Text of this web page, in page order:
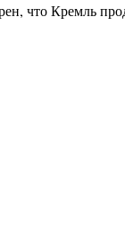
что Кремль